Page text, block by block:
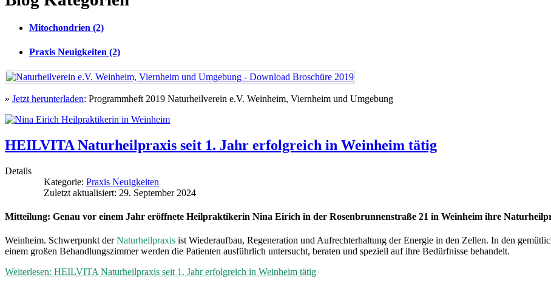
Mitochondrien (2)
Praxis Neuigkeiten (2)
» Jetzt herunterladen: Programmheft 2019 Naturheilverein e.V. Weinheim, Viernheim und Umgebung
HEILVITA Naturheilpraxis seit 1. Jahr erfolgreich in Weinheim tätig
Details
Kategorie: Praxis Neuigkeiten
Zuletzt aktualisiert: 29. September 2024
Mitteilung: Genau vor einem Jahr eröffnete Heilpraktikerin Nina Eirich in der Rosenbrunnenstraße 21 in Weinheim ihre
Weinheim. Schwerpunkt derNaturheilpraxis ist Wiederaufbau, Regeneration und Aufrechterhaltung der Energie in den Zellen. In den
einem großen Behandlungszimmer werden die Patienten ausführlich untersucht, beraten und speziell auf ihre Bedürfnisse behandelt.
Weiterlesen: HEILVITA Naturheilpraxis seit 1. Jahr erfolgreich in Weinheim tätig